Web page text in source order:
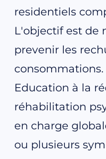
residentiels
L'objectif est de
prevenir les
consommations.
Education à la
réhabilitation
en charge
ou plusieurs